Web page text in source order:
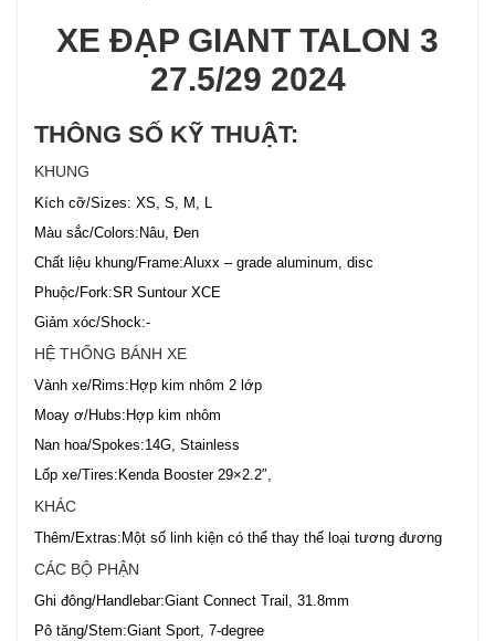
XE ĐẠP GIANT TALON 3
27.5/29 2024
THÔNG SỐ KỸ THUẬT:
KHUNG
Kích cỡ/Sizes: XS, S, M, L
Màu sắc/Colors:Nâu, Đen
Chất liệu khung/Frame:Aluxx – grade aluminum, disc
Phuộc/Fork:SR Suntour XCE
Giảm xóc/Shock:-
HỆ THỐNG BÁNH XE
Vành xe/Rims:Hợp kim nhôm 2 lớp
Moay ơ/Hubs:Hợp kim nhôm
Nan hoa/Spokes:14G, Stainless
Lốp xe/Tires:Kenda Booster 29×2.2″,
KHÁC
Thêm/Extras:Một số linh kiện có thể thay thế loại tương đương
CÁC BỘ PHẬN
Ghi đông/Handlebar:Giant Connect Trail, 31.8mm
Pô tăng/Stem:Giant Sport, 7-degree